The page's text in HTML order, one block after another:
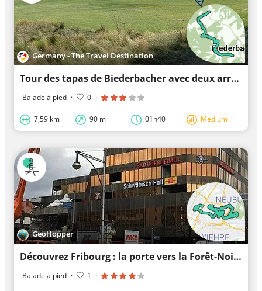
Germany - The Travel Destination
Tour des tapas de Biederbacher avec deux arrêts (1)
Balade à pied · 0 ·
7,59 km 90 m 01h40 Medium
GeoHopper
Découvrez Fribourg : la porte vers la Forêt-Noire
Balade à pied · 1 ·